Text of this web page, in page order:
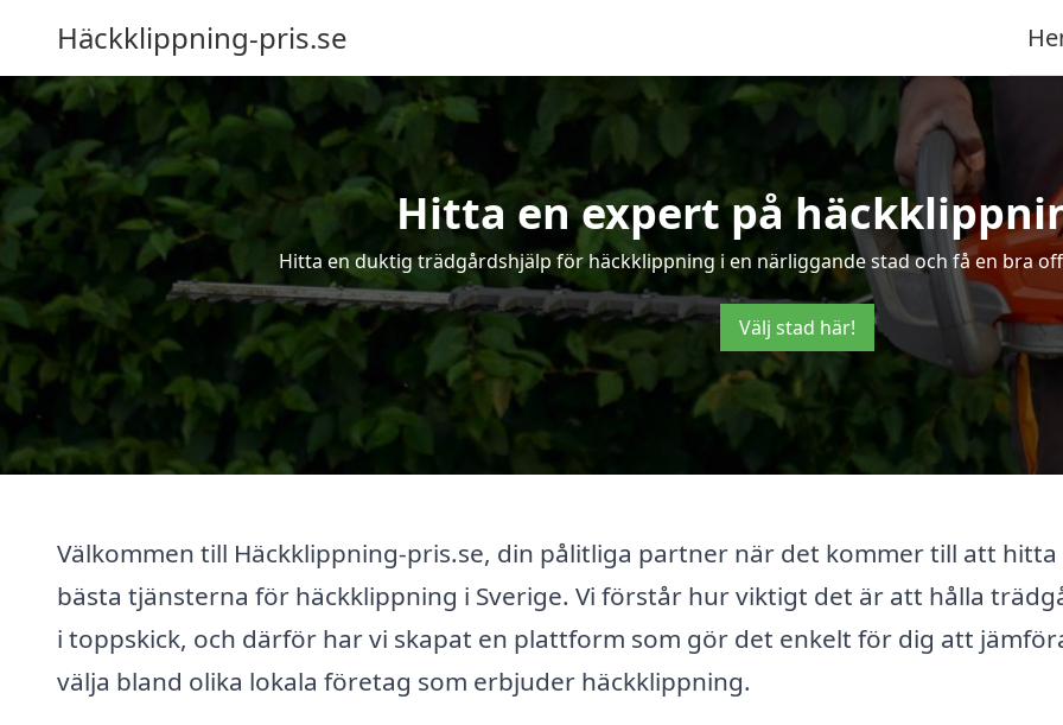
Häckklippning-pris.se
Hitta en expert på
Hitta en duktig trädgårdshjälp för häckklippning i en närliggande stad och få en bra
Välj stad här!
Välkommen till Häckklippning-pris.se, din pålitliga partner när det kommer till att hitta
bästa tjänsterna för häckklippning i Sverige. Vi förstår hur viktigt det är att hålla
i toppskick, och därför har vi skapat en plattform som gör det enkelt för dig att
välja bland olika lokala företag som erbjuder häckklippning.